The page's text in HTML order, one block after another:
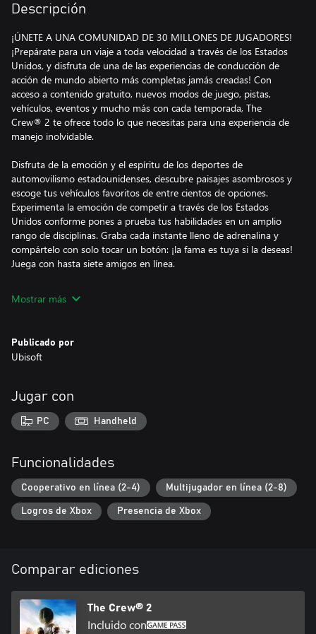
Descripción
¡ÚNETE A UNA COMUNIDAD DE 30 MILLONES DE JUGADORES!
¡Prepárate para un viaje a toda velocidad a través de los Estados
Unidos, y disfruta de una de las experiencias de conducción de
acción de mundo abierto más completas jamás creadas! Con
acceso a contenido gratuito, nuevos modos de juego, pistas,
vehículos, eventos y mucho más con cada temporada, The
Crew® 2 te ofrece todo lo que necesitas para una experiencia de
manejo inolvidable.
Disfruta de la emoción y el espíritu de los deportes de
automovilismo estadounidenses, descubre paisajes asombrosos y
escoge tus vehículos favoritos de entre cientos de opciones.
Experimenta la emoción de competir a través de los Estados
Unidos conforme pones a prueba tus habilidades en un amplio
rango de disciplinas. Graba cada instante lleno de adrenalina y
compártelo con solo tocar un botón: ¡la fama es tuya si la deseas!
Juega con hasta siete amigos en línea.
Mostrar más
Publicado por
Ubisoft
Jugar con
PC Handheld
Funcionalidades
Cooperativo en línea (2-4) Multijugador en línea (2-8)
Logros de Xbox Presencia de Xbox
Comparar ediciones
The Crew® 2
Incluido con